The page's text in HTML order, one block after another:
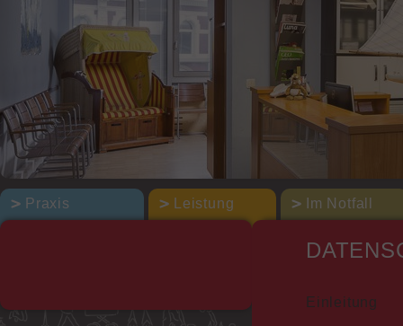
Praxis Leistung Im Notfall
Einleitung